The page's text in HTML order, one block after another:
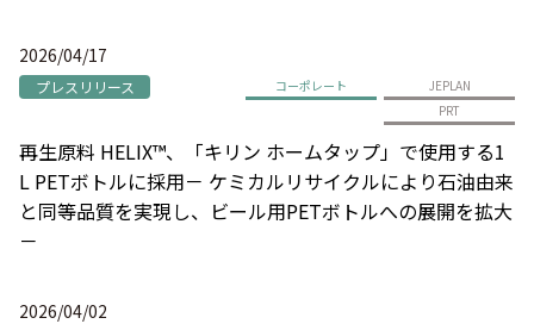
2026/04/17
プレスリリース コーポレート
JEPLAN
PRT
再生原料 HELIX™、「キリン ホームタップ」で使用する1
L PETボトルに採用－ ケミカルリサイクルにより石油由来
と同等品質を実現し、ビール用PETボトルへの展開を拡大
－
2026/04/02